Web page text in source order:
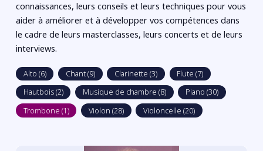
connaissances, leurs conseils et leurs techniques pour vous
aider à améliorer et à développer vos compétences dans
le cadre de leurs masterclasses, leurs concerts et de leurs
interviews.
Alto (6) Chant (9) Clarinette (3)
Flute (7)
Hautbois (2)
Musique de chambre (8)
Piano (30)
Trombone (1)
Violon (28) Violoncelle (20)